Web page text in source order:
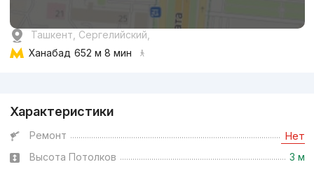
Ташкент, Сергелийский,
Ханабад 652 м 8 мин
Характеристики
Ремонт Нет
Высота Потолков 3 м